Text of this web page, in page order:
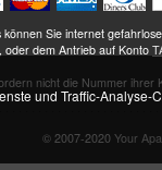
und Traffic-
können Sie internet
, oder dem Antrieb auf Konto
nicht die Nummer ihrer
© 2007-2020 Your